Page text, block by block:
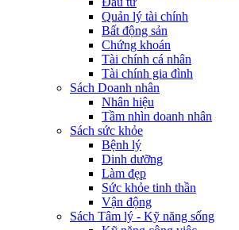
Quản lý tài chính
Bất động sản
Chứng khoán
Tài chính cá nhân
Tài chính gia đình
Sách Doanh nhân
Nhân hiệu
Tầm nhìn doanh nhân
Sách sức khỏe
Bệnh lý
Dinh dưỡng
Làm đẹp
Sức khỏe tinh thần
Vận động
Sách Tâm lý - Kỹ năng sống